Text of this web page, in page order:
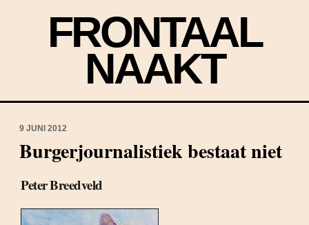
FRONTAAL
NAAKT
9 JUNI 2012
Burgerjournalistiek bestaat niet
Peter Breedveld